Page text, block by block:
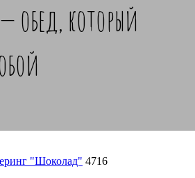
обед, который
"Шоколад" 4716